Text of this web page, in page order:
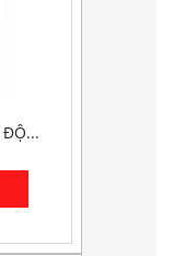
ĐỘ...